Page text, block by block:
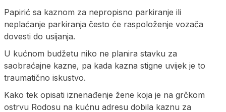
Papirić sa kaznom za nepropisno parkiranje ili
neplaćanje parkiranja često će raspoloženje vozača
dovesti do usijanja.
U kućnom budžetu niko ne planira stavku za
saobraćajne kazne, pa kada kazna stigne uvijek je to
traumatično iskustvo.
Kako tek opisati iznenađenje žene koja je na grčkom
ostrvu Rodosu na kućnu adresu dobila kaznu za